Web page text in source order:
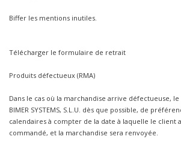
Biffer les mentions inutiles.
Télécharger le formulaire de retrait
Produits défectueux (RMA)
Dans le cas où la marchandise arrive défectueuse,
BIMER SYSTEMS, S.L.U. dès que possible, de
calendaires à compter de la date à laquelle le client
commandé, et la marchandise sera renvoyée.